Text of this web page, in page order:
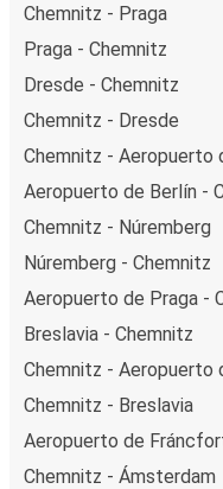
Chemnitz - Praga
Praga - Chemnitz
Dresde - Chemnitz
Chemnitz - Dresde
Chemnitz - Aeropuerto
Aeropuerto de Berlín -
Chemnitz - Núremberg
Núremberg - Chemnitz
Aeropuerto de Praga -
Breslavia - Chemnitz
Chemnitz - Aeropuerto
Chemnitz - Breslavia
Aeropuerto de
Chemnitz - Ámsterdam